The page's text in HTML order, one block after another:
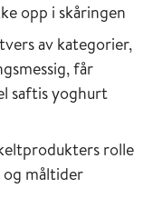
opp i skåringen
av kategorier,
får
saftis yoghurt
rolle
måltider